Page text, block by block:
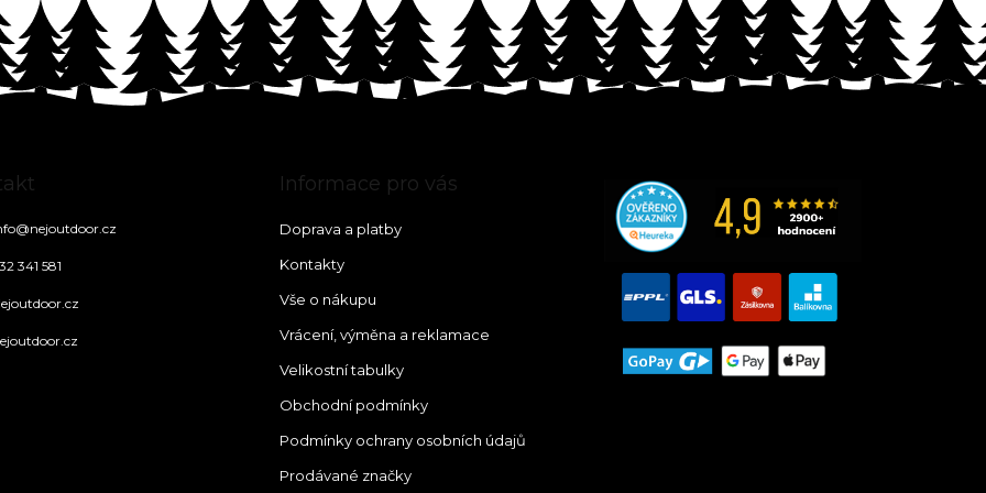
@nejoutdoor.cz
341 581
Informace pro vás
Doprava a platby
Kontakty
Vše o nákupu
Vrácení, výměna a reklamace
Velikostní tabulky
Obchodní podmínky
Podmínky ochrany osobních údajů
Prodávané značky